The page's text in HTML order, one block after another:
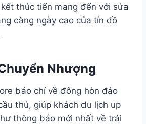
thúc tiến mang đến với sửa
càng ngày cao của tín đồ
Nhượng
báo chí về đông hòn đảo
thủ, giúp khách du lịch up
thông báo mới nhất về trái